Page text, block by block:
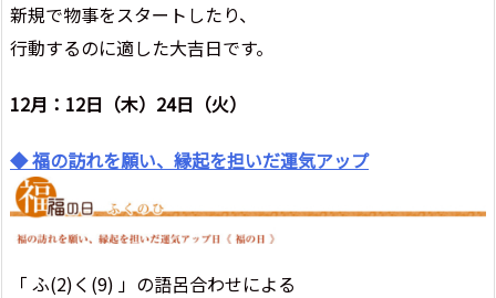
新規で物事をスタートしたり、
行動するのに適した大吉日です。
12月：12日（木）24日（火）
◆ 福の訪れを願い、縁起を担いだ運気アップ
「 ふ(2)く(9) 」の語呂合わせによる